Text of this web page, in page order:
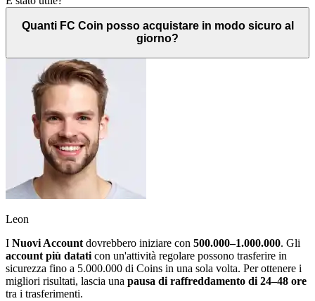
Quanti FC Coin posso acquistare in modo sicuro al
giorno?
Leon
I Nuovi Account dovrebbero iniziare con 500.000–1.000.000. Gli
account più datati con un'attività regolare possono trasferire in
sicurezza fino a 5.000.000 di Coins in una sola volta. Per ottenere i
migliori risultati, lascia una pausa di raffreddamento di 24–48 ore
tra i trasferimenti.